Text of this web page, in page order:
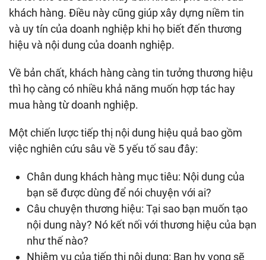
khách hàng. Điều này cũng giúp xây dựng niềm tin
và uy tín của doanh nghiệp khi họ biết đến thương
hiệu và nội dung của doanh nghiệp.
Về bản chất, khách hàng càng tin tưởng thương hiệu
thì họ càng có nhiều khả năng muốn hợp tác hay
mua hàng từ doanh nghiệp.
Một chiến lược tiếp thị nội dung hiệu quả bao gồm
việc nghiên cứu sâu về 5 yếu tố sau đây:
Chân dung khách hàng mục tiêu: Nội dung của
bạn sẽ được dùng để nói chuyện với ai?
Câu chuyện thương hiệu: Tại sao bạn muốn tạo
nội dung này? Nó kết nối với thương hiệu của bạn
như thế nào?
Nhiệm vụ của tiếp thị nội dung: Bạn hy vọng sẽ